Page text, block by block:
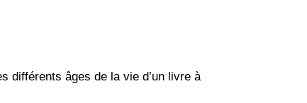
différents âges de la vie d’un livre à